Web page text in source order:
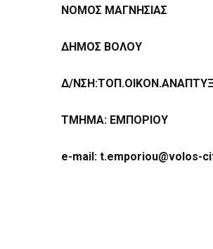
E-SERVICESΝΟΜΟΣ ΜΑΓΝΗΣΙΑΣ
ΔΗΜΟΣ ΒΟΛΟΥ
Δ/
ΤΜΗΜΑ: ΕΜΠΟΡΙΟΥ
e-mail: t.emporiou@volos-